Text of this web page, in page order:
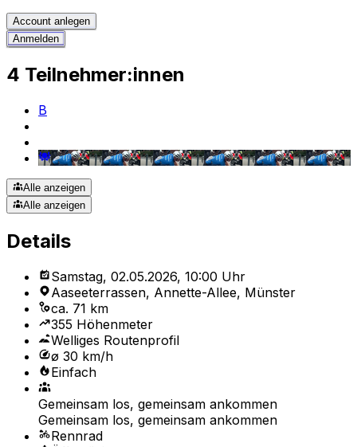
Account anlegen
Anmelden
4 Teilnehmer:innen
B
Alle anzeigen
Alle anzeigen
Details
Samstag, 02.05.2026, 10:00 Uhr
Aaseeterrassen, Annette-Allee, Münster
ca. 71 km
355 Höhenmeter
Welliges Routenprofil
ø 30 km/h
Einfach
Gemeinsam los, gemeinsam ankommen
Gemeinsam los, gemeinsam ankommen
Rennrad